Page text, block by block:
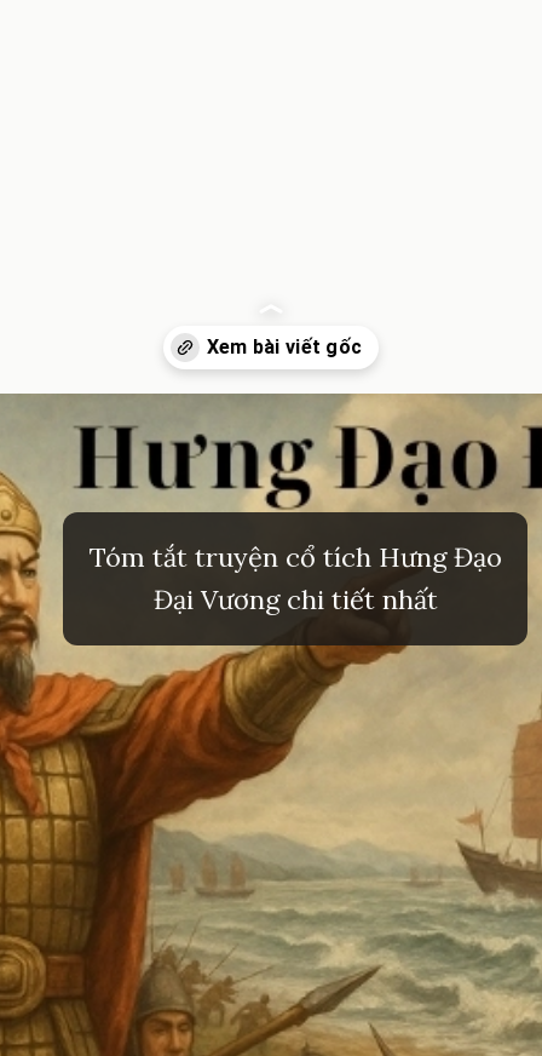
Đang mở
Tóm tắt truyện cổ tích Hưng Đạo
Đại Vương chi tiết nhất